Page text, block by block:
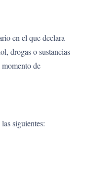
en el que declara
drogas o sustancias
de
siguientes: